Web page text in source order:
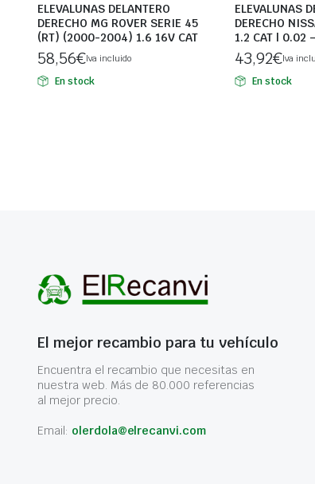
ELEVALUNAS DELANTERO
DERECHO MG ROVER SERIE 45
(RT) (2000-2004) 1.6 16V CAT
58,56€Iva incluido
En stock
ELEVALUNAS
DERECHO
1.2 CAT | 0.02
43,92€Iva
En stock
El mejor recambio para tu vehículo
Encuentra el recambio que necesitas en
nuestra web. Más de 80.000 referencias
al mejor precio.
Email: olerdola@elrecanvi.com